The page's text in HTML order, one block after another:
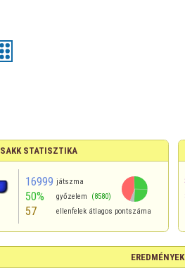
SAKK STATISZTIKA
16999 játszma
50% győzelem (8580)
57 ellenfelek átlagos pontszáma
EREDMÉNYEK